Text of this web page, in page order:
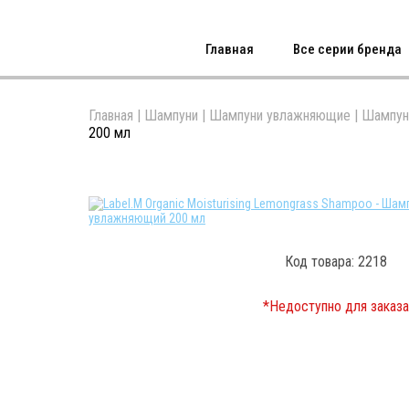
Главная Все серии бренда
Главная | Шампуни | Шампуни увлажняющие |
200 мл
Код товара: 2218
*Недоступно для заказа